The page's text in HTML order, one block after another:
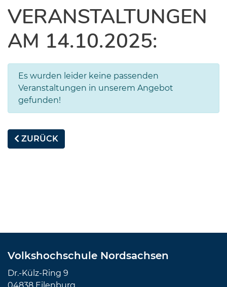
VERANSTALTUNGEN
AM 14.10.2025:
Es wurden leider keine passenden
Veranstaltungen in unserem Angebot
gefunden!
ZURÜCK
Volkshochschule Nordsachsen
Dr.-Külz-Ring 9